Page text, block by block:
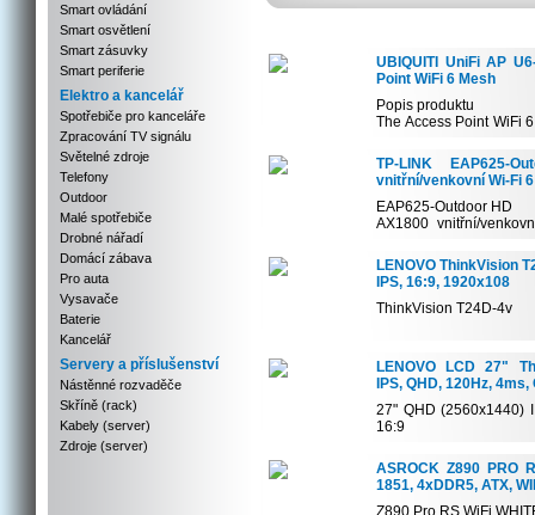
Smart ovládání
Smart osvětlení
Smart zásuvky
Smart periferie
Elektro a kancelář
Spotřebiče pro kanceláře
Zpracování TV signálu
Světelné zdroje
Telefony
Outdoor
Malé spotřebiče
Drobné nářadí
Domácí zábava
Pro auta
Vysavače
Baterie
Kancelář
Servery a příslušenství
Nástěnné rozvaděče
Skříně (rack)
Kabely (server)
Zdroje (server)
UBIQUITI UniFi AP
Point WiFi 6 Mesh
Popis produktu
The Access Point WiFi
TP-LINK EAP625-
vnitřní/venkovní Wi-Fi
EAP625-Outdoor HD
AX1800 vnitřní/
Wi...
LENOVO ThinkVision
IPS, 16:9, 1920x108
ThinkVision T24D-4v
Podsvícení: WLED
Úh...
LENOVO LCD 27"
IPS, QHD, 120Hz, 4ms,
27" QHD (2560x1440)
16:9
ASROCK Z890 PRO
1851, 4xDDR5, ATX,
Z890 Pro RS WiFi